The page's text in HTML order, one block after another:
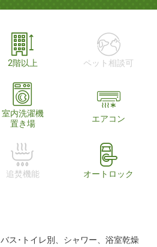
2階以上 ペット相談可
室内洗濯機
置き場
エアコン
追焚機能 オートロック
バス･トイレ別、シャワー、浴室乾燥